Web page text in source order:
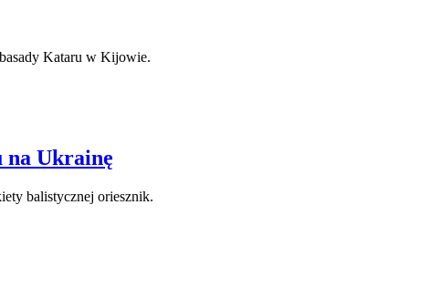
Kataru w Kijowie.
na Ukrainę
balistycznej oriesznik.